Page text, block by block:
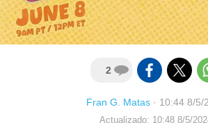
2
Fran G. Matas· 10:44 8/5/
Actualizado: 10:48 8/5/